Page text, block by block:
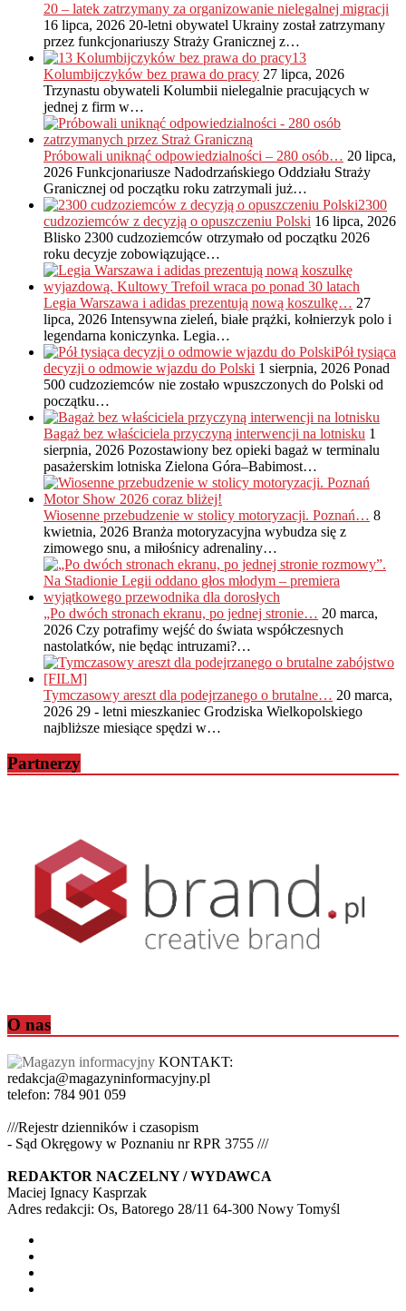
20 – latek zatrzymany za organizowanie nielegalnej migracji
16 lipca, 2026 20-letni obywatel Ukrainy został zatrzymany
przez funkcjonariuszy Straży Granicznej z…
13
Kolumbijczyków bez prawa do pracy 27 lipca, 2026
Trzynastu obywateli Kolumbii nielegalnie pracujących w
jednej z firm w…
Próbowali uniknąć odpowiedzialności – 280 osób… 20 lipca,
2026 Funkcjonariusze Nadodrzańskiego Oddziału Straży
Granicznej od początku roku zatrzymali już…
2300
cudzoziemców z decyzją o opuszczeniu Polski 16 lipca, 2026
Blisko 2300 cudzoziemców otrzymało od początku 2026
roku decyzje zobowiązujące…
Legia Warszawa i adidas prezentują nową koszulkę… 27
lipca, 2026 Intensywna zieleń, białe prążki, kołnierzyk polo i
legendarna koniczynka. Legia…
Pół tysiąca
decyzji o odmowie wjazdu do Polski 1 sierpnia, 2026 Ponad
500 cudzoziemców nie zostało wpuszczonych do Polski od
początku…
Bagaż bez właściciela przyczyną interwencji na lotnisku 1
sierpnia, 2026 Pozostawiony bez opieki bagaż w terminalu
pasażerskim lotniska Zielona Góra–Babimost…
Wiosenne przebudzenie w stolicy motoryzacji. Poznań… 8
kwietnia, 2026 Branża motoryzacyjna wybudza się z
zimowego snu, a miłośnicy adrenaliny…
„Po dwóch stronach ekranu, po jednej stronie… 20 marca,
2026 Czy potrafimy wejść do świata współczesnych
nastolatków, nie będąc intruzami?…
Tymczasowy areszt dla podejrzanego o brutalne… 20 marca,
2026 29 - letni mieszkaniec Grodziska Wielkopolskiego
najbliższe miesiące spędzi w…
Partnerzy
O nas
KONTAKT:
redakcja@magazyninformacyjny.pl
telefon: 784 901 059
///Rejestr dzienników i czasopism
- Sąd Okręgowy w Poznaniu nr RPR 3755 ///
REDAKTOR NACZELNY / WYDAWCA
Maciej Ignacy Kasprzak
Adres redakcji: Os, Batorego 28/11 64-300 Nowy Tomyśl